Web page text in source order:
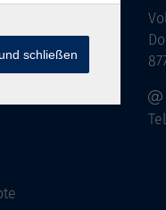
schließen